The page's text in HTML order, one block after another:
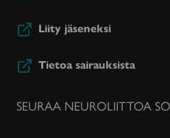
Liity jäseneksi
Tietoa sairauksista
SEURAA NEUROLIITTOA